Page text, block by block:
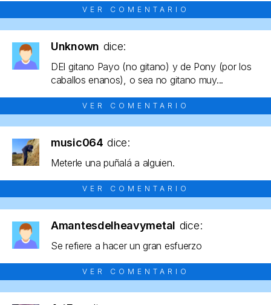
VER COMENTARIO
Unknown dice:
DEl gitano Payo (no gitano) y de Pony (por los
caballos enanos), o sea no gitano muy...
VER COMENTARIO
music064 dice:
Meterle una puñalá a alguien.
VER COMENTARIO
Amantesdelheavymetal dice:
Se refiere a hacer un gran esfuerzo
VER COMENTARIO